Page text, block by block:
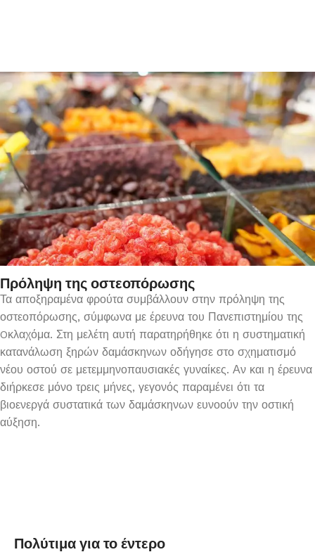
Πρόληψη της οστεοπόρωσης
Τα αποξηραμένα φρούτα συμβάλλουν στην πρόληψη της
οστεοπόρωσης, σύμφωνα με έρευνα του Πανεπιστημίου της
Oκλαχόμα. Στη μελέτη αυτή παρατηρήθηκε ότι η συστηματική
κατανάλωση ξηρών δαμάσκηνων οδήγησε στο σχηματισμό
νέου οστού σε μετεμμηνοπαυσιακές γυναίκες. Αν και η έρευνα
διήρκεσε μόνο τρεις μήνες, γεγονός παραμένει ότι τα
βιοενεργά συστατικά των δαμάσκηνων ευνοούν την οστική
αύξηση.
Πολύτιμα για το έντερο